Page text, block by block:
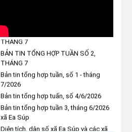
do thiên tai bão số 13 năm 2025
trên địa bàn xã Ea Súp ngày
29/7/2026
(31/07/2026)
THÔNG BÁO: Về việc tổ chức
khám sức khỏe định kỳ, khám
sàng lọc cho Nhân dân năm
2026
(30/07/2026)
THÁNG 7
BẢN TIN TỔNG HỢP TUẦN SỐ 2,
THÁNG 7
Bản tin tổng hợp tuần, số 1 - tháng
7/2026
Bản tin tổng hợp tuấn, số 4/6/2026
Bản tin tổng hợp tuần 3, tháng 6/2026
xã Ea Súp
Diện tích, dân số xã Ea Súp và các xã
Ea Bung, Ea Rốk, Ia Rvê, Ia Lốp sau